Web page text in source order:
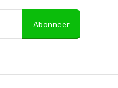
Abonneer